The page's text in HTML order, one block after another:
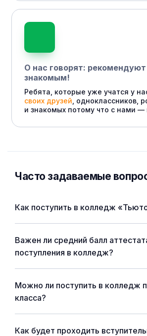
О нас говорят:
знакомым!
Ребята, которые уже учатся у
своих друзей , одноклассников,
и знакомых потому что с нами —
Часто задаваемые
Как поступить в колледж
Важен ли средний балл
поступления в колледж?
Можно ли поступить в колледж
класса?
Как будет проходить